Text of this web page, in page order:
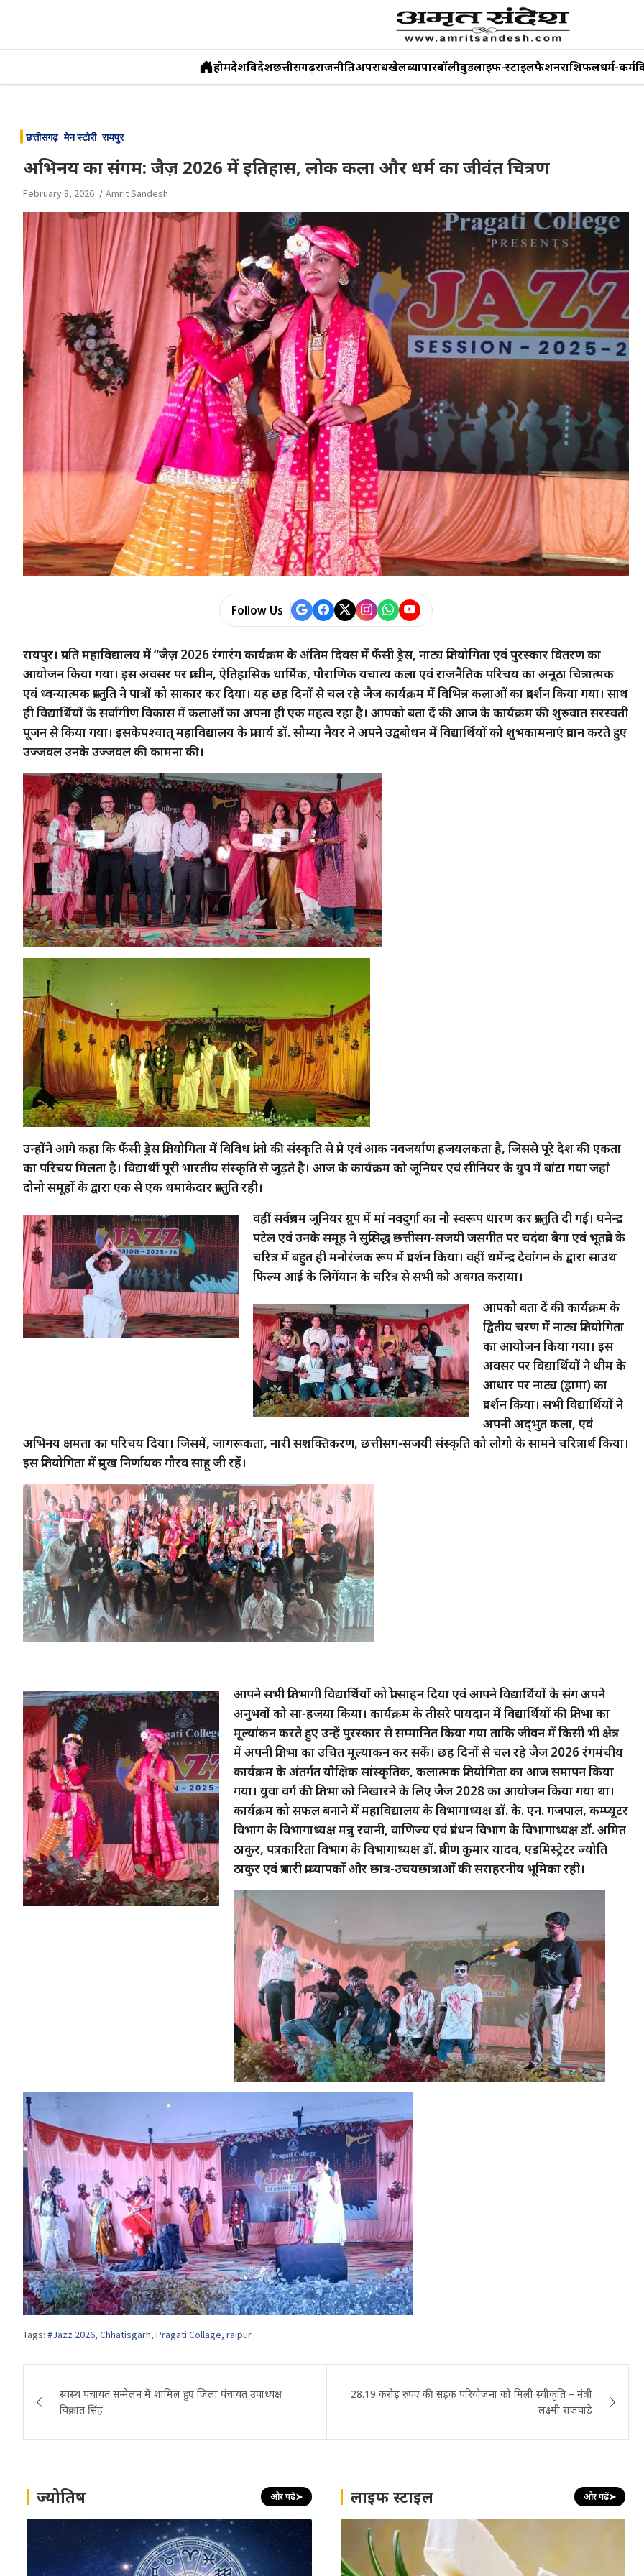
content
होमदेशविदेशछत्तीसगढ़राजनीतिअपराधखेलव्यापारबॉलीवुडलाइफ-स्टाइलफैशनराशिफलधर्म-कर्म
छत्तीसगढ़ मेन स्टोरी रायपुर
अभिनय का संगम: जैज़ 2026 में इतिहास, लोक कला और धर्म का जीवंत चित्रण
February 8, 2026 Amrit Sandesh
Follow Us
रायपुर। प्रगति महाविद्यालय में “जैज़ 2026 रंगारंग कार्यक्रम के अंतिम दिवस में फैंसी ड्रेस, नाट्य प्रतियोगिता एवं पुरस्कार वितरण का
आयोजन किया गया। इस अवसर पर प्राचीन, ऐतिहासिक धार्मिक, पौराणिक यचात्य कला एवं राजनैतिक परिचय का अनूठा चित्रात्मक
एवं ध्वन्यात्मक प्रस्तुति ने पात्रों को साकार कर दिया। यह छह दिनों से चल रहे जैज कार्यक्रम में विभिन्न कलाओं का प्रदर्शन किया गया। साथ
ही विद्यार्थियों के सर्वागीण विकास में कलाओं का अपना ही एक महत्व रहा है। आपको बता दें की आज के कार्यक्रम की शुरुवात सरस्वती
पूजन से किया गया। इसकेपश्चात् महाविद्यालय के प्राचार्य डॉ. सौम्या नैयर ने अपने उद्वबोधन में विद्यार्थियों को शुभकामनाएं प्रदान करते हुए
उज्जवल उनके उज्जवल की कामना की।
उन्होंने आगे कहा कि फैंसी ड्रेस प्रतियोगिता में विविध प्रांतो की संस्कृति से प्रेम एवं आक नवजर्याण हजयलकता है, जिससे पूरे देश की एकता
का परिचय मिलता है। विद्यार्थी पूरी भारतीय संस्कृति से जुड़ते है। आज के कार्यक्रम को जूनियर एवं सीनियर के ग्रुप में बांटा गया जहां
दोनो समूहों के द्वारा एक से एक धमाकेदार प्रस्तुति रही।
वहीं सर्वप्रथम जूनियर ग्रुप में मां नवदुर्गा का नौ स्वरूप धारण कर प्रस्तुति दी गई। घनेन्द्र
पटेल एवं उनके समूह ने सुप्रसिद्ध छत्तीसग-सजयी जसगीत पर चदंवा बैगा एवं भूतप्रेत के
चरित्र में बहुत ही मनोरंजक रूप में प्रदर्शन किया। वहीं धर्मेन्द्र देवांगन के द्वारा साउथ
फिल्म आई के लिगेंयान के चरित्र से सभी को अवगत कराया।
आपको बता दें की कार्यक्रम के
द्वितीय चरण में नाट्य प्रतियोगिता
का आयोजन किया गया। इस
अवसर पर विद्यार्थियों ने थीम के
आधार पर नाट्य (ड्रामा) का
प्रदर्शन किया। सभी विद्यार्थियों ने
अपनी अद्‌भुत कला, एवं
अभिनय क्षमता का परिचय दिया। जिसमें, जागरूकता, नारी सशक्तिकरण, छत्तीसग-सजयी संस्कृति को लोगो के सामने चरित्रार्थ किया।
इस प्रतियोगिता में प्रमुख निर्णायक गौरव साहू जी रहें।
आपने सभी प्रतिभागी विद्यार्थियों को प्रोत्साहन दिया एवं आपने विद्यार्थियों के संग अपने
अनुभवों को सा-हजया किया। कार्यक्रम के तीसरे पायदान में विद्यार्थियों की प्रतिभा का
मूल्यांकन करते हुए उन्हें पुरस्कार से सम्मानित किया गया ताकि जीवन में किसी भी क्षेत्र
में अपनी प्रतिभा का उचित मूल्याकन कर सकें। छह दिनों से चल रहे जैज 2026 रंगमंचीय
कार्यक्रम के अंतर्गत यौक्षिक सांस्कृतिक, कलात्मक प्रतियोगिता का आज समापन किया
गया। युवा वर्ग की प्रतिभा को निखारने के लिए जैज 2028 का आयोजन किया गया था।
कार्यक्रम को सफल बनाने में महाविद्यालय के विभागाध्यक्ष डॉ. के. एन. गजपाल, कम्प्यूटर
विभाग के विभागाध्यक्ष मन्नु रवानी, वाणिज्य एवं प्रबंधन विभाग के विभागाध्यक्ष डॉ. अमित
ठाकुर, पत्रकारिता विभाग के विभागाध्यक्ष डॉ. प्रवीण कुमार यादव, एडमिस्ट्रेटर ज्योति
ठाकुर एवं प्रभारी प्राध्यापकों और छात्र-उचयछात्राओं की सराहरनीय भूमिका रही।
Tags: #Jazz 2026, Chhatisgarh, Pragati Collage, raipur
navigation
स्वस्थ पंचायत सम्मेलन में शामिल हुए जिला पंचायत उपाध्यक्ष
विक्रांत सिंह
28.19 करोड़ रुपए की सड़क परियोजना को मिली स्वीकृति – मंत्री
लक्ष्मी राजवाड़े
ज्योतिष और पढ़ें➤ लाइफ स्टाइल और पढ़ें➤